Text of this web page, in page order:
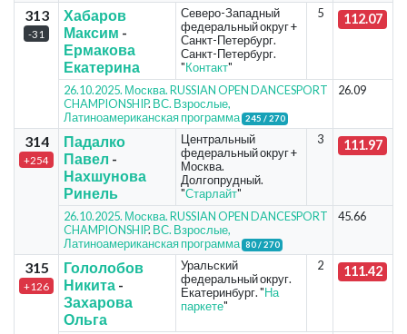
313
-31
Хабаров
Максим -
Ермакова
Екатерина
Северо-Западный
федеральный округ +
Санкт-Петербург.
Санкт-Петербург.
"Контакт"
5 112.07
26.10.2025. Москва. RUSSIAN OPEN DANCESPORT
CHAMPIONSHIP. ВС. Взрослые,
Латиноамериканская программа 245 / 270
26.09
314
+254
Падалко
Павел -
Нахшунова
Ринель
Центральный
федеральный округ +
Москва.
Долгопрудный.
"Старлайт"
3 111.97
26.10.2025. Москва. RUSSIAN OPEN DANCESPORT
CHAMPIONSHIP. ВС. Взрослые,
Латиноамериканская программа 80 / 270
45.66
315
+126
Гололобов
Никита-
Захарова
Ольга
Уральский
федеральный округ.
Екатеринбург. "На
паркете"
2 111.42